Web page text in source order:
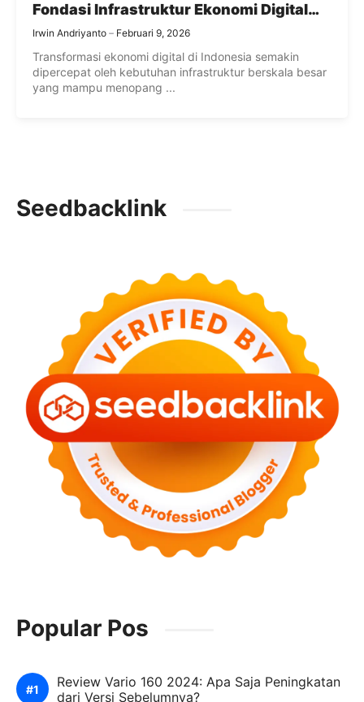
Fondasi Infrastruktur Ekonomi Digital
Indonesia
Irwin Andriyanto Februari 9, 2026
Transformasi ekonomi digital di Indonesia semakin
dipercepat oleh kebutuhan infrastruktur berskala besar
yang mampu menopang ...
Seedbacklink
Popular Pos
Review Vario 160 2024: Apa Saja Peningkatan
dari Versi Sebelumnya?